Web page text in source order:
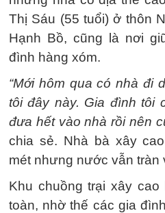
Thị Sáu (55 tuổi) ở thôn
Hạnh Bồ, cũng là nơi
đình hàng xóm.
“Mới hôm qua có nhà đi
tôi đây này. Gia đình tôi
đưa hết vào nhà rồi nên
chia sẻ. Nhà bà xây
mét nhưng nước vẫn tràn
Khu chuồng trại xây
toàn, nhờ thế các gia